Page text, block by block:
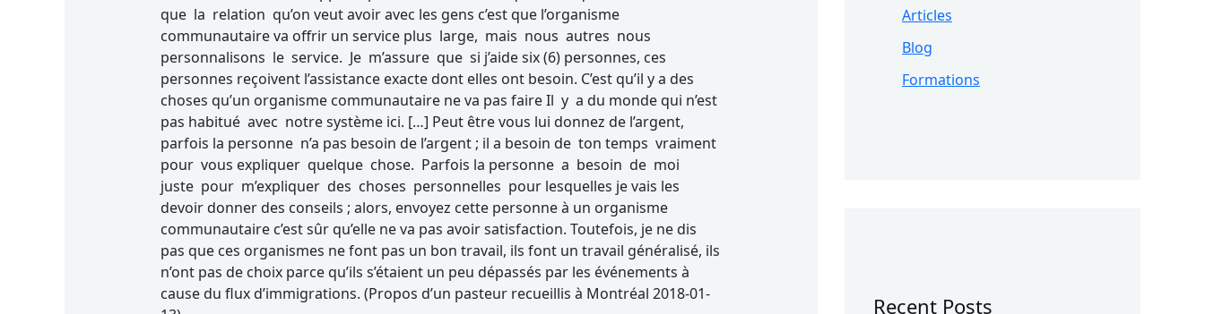
que la relation qu’on veut avoir avec les gens c’est que l’organisme
communautaire va offrir un service plus large, mais nous autres nous
personnalisons le service. Je m’assure que si j’aide six (6) personnes, ces
personnes reçoivent l’assistance exacte dont elles ont besoin. C’est qu’il y a des
choses qu’un organisme communautaire ne va pas faire Il y a du monde qui n’est
pas habitué avec notre système ici. […] Peut être vous lui donnez de l’argent,
parfois la personne n’a pas besoin de l’argent ; il a besoin de ton temps vraiment
pour vous expliquer quelque chose. Parfois la personne a besoin de moi
juste pour m’expliquer des choses personnelles pour lesquelles je vais les
devoir donner des conseils ; alors, envoyez cette personne à un organisme
communautaire c’est sûr qu’elle ne va pas avoir satisfaction. Toutefois, je ne dis
pas que ces organismes ne font pas un bon travail, ils font un travail généralisé, ils
n’ont pas de choix parce qu’ils s’étaient un peu dépassés par les événements à
cause du flux d’immigrations. (Propos d’un pasteur recueillis à Montréal 2018-01-
Articles
Blog
Formations
Recent Posts